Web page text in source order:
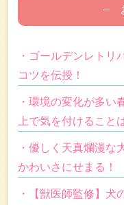
–
・ゴールデンレトリ
コツを伝授！
・環境の変化が多い
上で気を付けること
・優しく天真爛漫な
かわいさにせまる！
・【獣医師監修】犬